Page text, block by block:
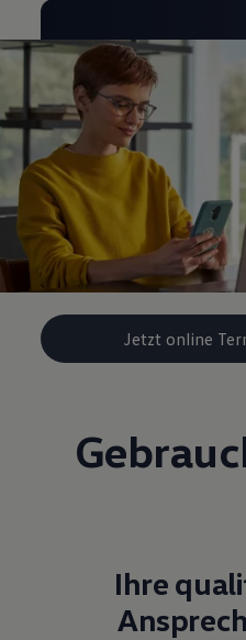
Jetzt online
Ihre